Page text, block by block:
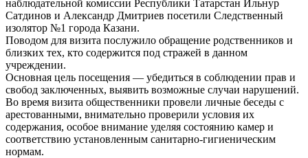
наблюдательной комиссии Республики Татарстан Ильнур
Сатдинов и Александр Дмитриев посетили Следственный
изолятор №1 города Казани.
Поводом для визита послужило обращение родственников и
близких тех, кто содержится под стражей в данном
учреждении.
Основная цель посещения — убедиться в соблюдении прав и
свобод заключенных, выявить возможные случаи нарушений.
Во время визита общественники провели личные беседы с
арестованными, внимательно проверили условия их
содержания, особое внимание уделяя состоянию камер и
соответствию установленным санитарно-гигиеническим
нормам.